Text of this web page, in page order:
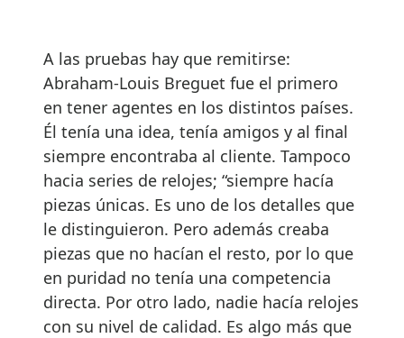
A las pruebas hay que remitirse:
Abraham-Louis Breguet fue el primero
en tener agentes en los distintos países.
Él tenía una idea, tenía amigos y al final
siempre encontraba al cliente. Tampoco
hacia series de relojes; “siempre hacía
piezas únicas. Es uno de los detalles que
le distinguieron. Pero además creaba
piezas que no hacían el resto, por lo que
en puridad no tenía una competencia
directa. Por otro lado, nadie hacía relojes
con su nivel de calidad. Es algo más que